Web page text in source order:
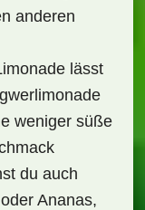
anderen
lässt
weniger süße
du auch
Ananas,